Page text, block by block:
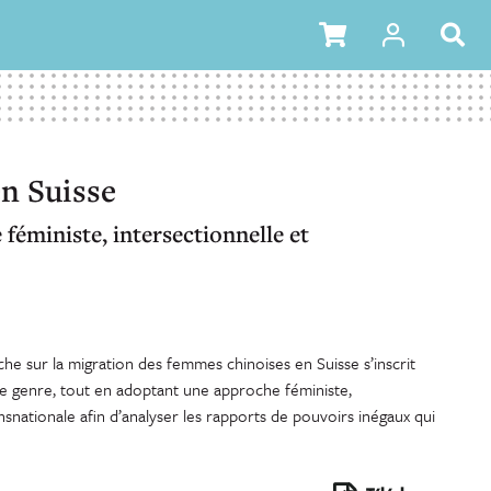
Suisse
féministe, intersectionnelle et
sur la migration des femmes chinoises en Suisse s’inscrit
genre, tout en adoptant une approche féministe,
afin d’analyser les rapports de pouvoirs inégaux qui